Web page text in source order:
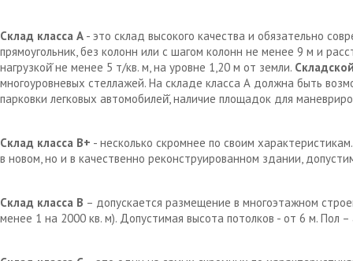
Склад класса А - это склад высокого качества и обязательно
прямоугольник, без колонн или с шагом колонн не менее 9 м и
нагрузкой̆ не менее 5 т/кв. м, на уровне 1,20 м от земли.
многоуровневых стеллажей. На складе класса А должна быть
парковки легковых автомобилей̆, наличие площадок для
Склад класса В+ - несколько скромнее по своим
в новом, но и в качественно реконструированном здании,
Склад класса В – допускается размещение в многоэтажном
менее 1 на 2000 кв. м). Допустимая высота потолков - от 6 м. Пол